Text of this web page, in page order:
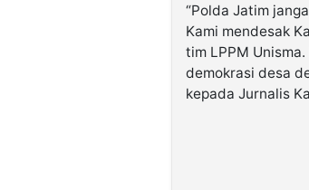
“Polda Jatim
Kami mendesak
tim LPPM
demokrasi desa
kepada Jurnalis